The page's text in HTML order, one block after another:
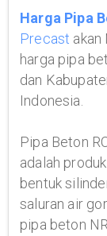
Harga Pipa
Precast akan
harga pipa
dan
Indonesia.
Pipa Beton
adalah
bentuk
saluran air
pipa beton